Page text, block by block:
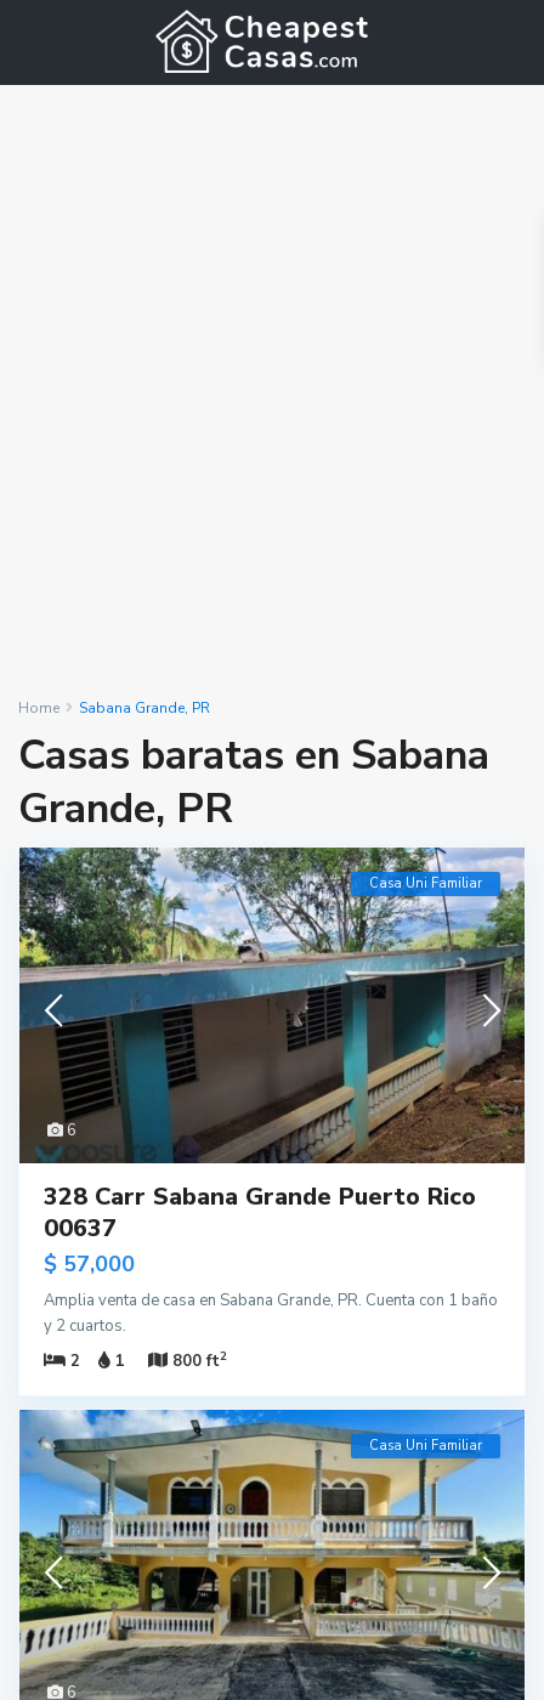
Home Sabana Grande, PR
Casas baratas en Sabana
Grande, PR
6
Casa Uni Familiar
328 Carr Sabana Grande Puerto Rico
00637
$ 57,000
Amplia venta de casa en Sabana Grande, PR. Cuenta con 1 baño
y 2 cuartos.
2
1 800 ft2
6
Casa Uni Familiar